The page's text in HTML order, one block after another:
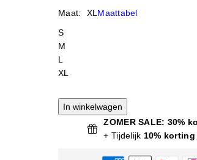
Maat: XL Maattabel
S
M
L
XL
In winkelwagen
ZOMER SALE: 30%
+ Tijdelijk 10% korting